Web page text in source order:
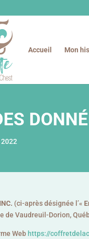
Accueil Mon
2022
(ci-après désignée l’«
de Vaudreuil-Dorion,
Web https://